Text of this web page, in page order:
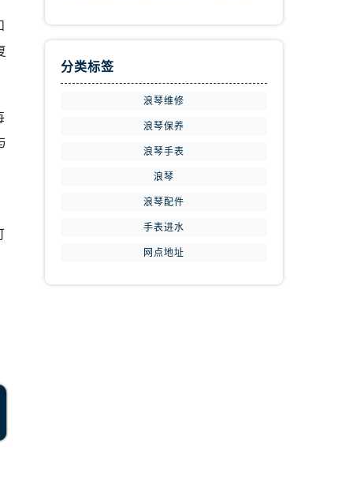
分类标签
浪琴维修
浪琴保养
浪琴手表
浪琴
浪琴配件
手表进水
网点地址